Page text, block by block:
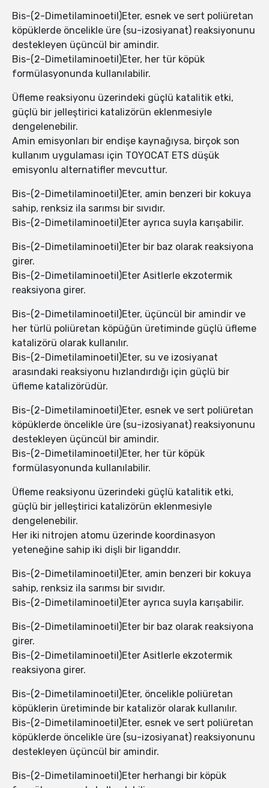
Bis-(2-Dimetilaminoetil)Eter, esnek ve sert poliüretan
köpüklerde öncelikle üre (su-izosiyanat) reaksiyonunu
destekleyen üçüncül bir amindir.
Bis-(2-Dimetilaminoetil)Eter, her tür köpük
formülasyonunda kullanılabilir.
Üfleme reaksiyonu üzerindeki güçlü katalitik etki,
güçlü bir jelleştirici katalizörün eklenmesiyle
dengelenebilir.
Amin emisyonları bir endişe kaynağıysa, birçok son
kullanım uygulaması için TOYOCAT ETS düşük
emisyonlu alternatifler mevcuttur.
Bis-(2-Dimetilaminoetil)Eter, amin benzeri bir kokuya
sahip, renksiz ila sarımsı bir sıvıdır.
Bis-(2-Dimetilaminoetil)Eter ayrıca suyla karışabilir.
Bis-(2-Dimetilaminoetil)Eter bir baz olarak reaksiyona
girer.
Bis-(2-Dimetilaminoetil)Eter Asitlerle ekzotermik
reaksiyona girer.
Bis-(2-Dimetilaminoetil)Eter, üçüncül bir amindir ve
her türlü poliüretan köpüğün üretiminde güçlü üfleme
katalizörü olarak kullanılır.
Bis-(2-Dimetilaminoetil)Eter, su ve izosiyanat
arasındaki reaksiyonu hızlandırdığı için güçlü bir
üfleme katalizörüdür.
Bis-(2-Dimetilaminoetil)Eter, esnek ve sert poliüretan
köpüklerde öncelikle üre (su-izosiyanat) reaksiyonunu
destekleyen üçüncül bir amindir.
Bis-(2-Dimetilaminoetil)Eter, her tür köpük
formülasyonunda kullanılabilir.
Üfleme reaksiyonu üzerindeki güçlü katalitik etki,
güçlü bir jelleştirici katalizörün eklenmesiyle
dengelenebilir.
Her iki nitrojen atomu üzerinde koordinasyon
yeteneğine sahip iki dişli bir liganddır.
Bis-(2-Dimetilaminoetil)Eter, amin benzeri bir kokuya
sahip, renksiz ila sarımsı bir sıvıdır.
Bis-(2-Dimetilaminoetil)Eter ayrıca suyla karışabilir.
Bis-(2-Dimetilaminoetil)Eter bir baz olarak reaksiyona
girer.
Bis-(2-Dimetilaminoetil)Eter Asitlerle ekzotermik
reaksiyona girer.
Bis-(2-Dimetilaminoetil)Eter, öncelikle poliüretan
köpüklerin üretiminde bir katalizör olarak kullanılır.
Bis-(2-Dimetilaminoetil)Eter, esnek ve sert poliüretan
köpüklerde öncelikle üre (su-izosiyanat) reaksiyonunu
destekleyen üçüncül bir amindir.
Bis-(2-Dimetilaminoetil)Eter herhangi bir köpük